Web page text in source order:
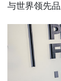
与世界领先